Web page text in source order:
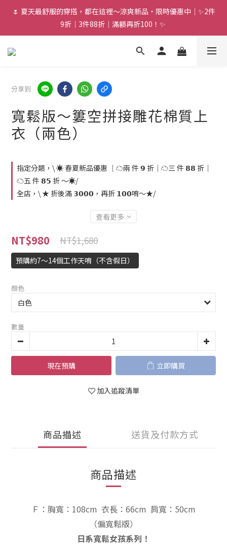
🌷 夏天最舒服的穿搭，都在這裡～涼爽新品・限時優惠中｜✨2件
9折｜3件88折｜滿額再折100！✨
分享到
寬鬆版～簍空拼接雕花棉質上
衣（兩色）
指定分類，\ ☀️ 春夏新品優惠 ｜☁️兩 件 𝟵 折｜☁️三 件 𝟴𝟴 折｜
☁️五 件 𝟴𝟱 折 ～☀️/
全店，\ ★ 折後滿 𝟯𝟬𝟬𝟬，再折 𝟭𝟬𝟬唷～★/
查看更多
NT$980 NT$1,680
預購約7～14個工作天唷（不含假日）
顏色
數量
現在預購 立即購買
加入追蹤清單
商品描述 送貨及付款方式
商品描述
Ｆ：胸寬：108cm 衣長：66cm 肩寬：50cm
（偏寬鬆版）
日系寬鬆女孩系列！